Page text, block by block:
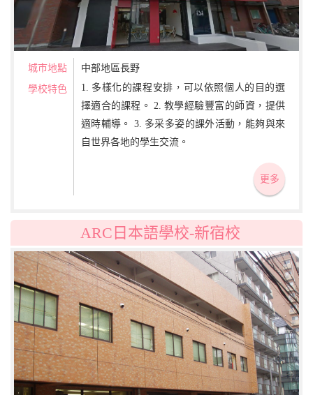
城市地點
中部地區長野
學校特色
1. 多樣化的課程安排，可以依照個人的目的選
擇適合的課程。 2. 教學經驗豐富的師資，提供
適時輔導。 3. 多采多姿的課外活動，能夠與來
自世界各地的學生交流。
更多
ARC日本語學校-新宿校